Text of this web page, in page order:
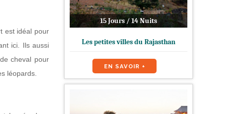
est idéal pour
ici. Ils aussi
cheval pour
léopards.
15 Jours / 14 Nuits
Les petites villes du Rajasthan
EN SAVOIR +